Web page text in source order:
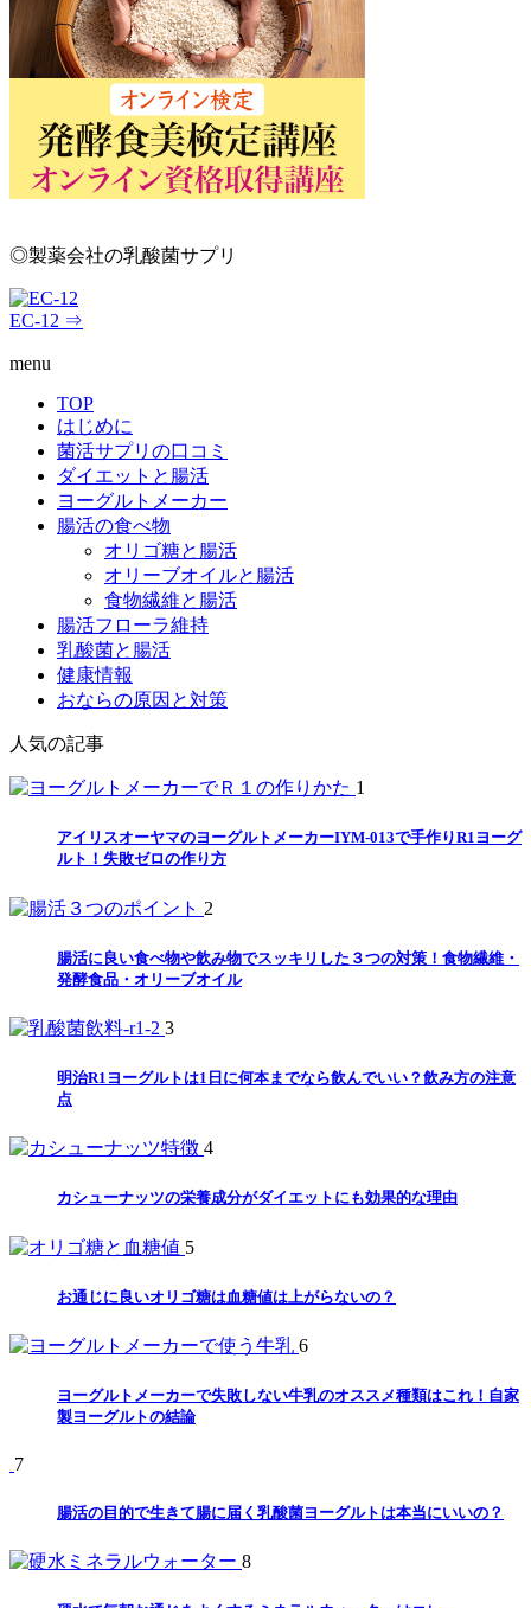
◎製薬会社の乳酸菌サプリ
EC-12 ⇒
menu
TOP
はじめに
菌活サプリの口コミ
ダイエットと腸活
ヨーグルトメーカー
腸活の食べ物
オリゴ糖と腸活
オリーブオイルと腸活
食物繊維と腸活
腸活フローラ維持
乳酸菌と腸活
健康情報
おならの原因と対策
人気の記事
1
アイリスオーヤマのヨーグルトメーカーIYM-013で手作りR1ヨーグ
ルト！失敗ゼロの作り方
2
腸活に良い食べ物や飲み物でスッキリした３つの対策！食物繊維・
発酵食品・オリーブオイル
3
明治R1ヨーグルトは1日に何本までなら飲んでいい？飲み方の注意
点
4
カシューナッツの栄養成分がダイエットにも効果的な理由
5
お通じに良いオリゴ糖は血糖値は上がらないの？
6
ヨーグルトメーカーで失敗しない牛乳のオススメ種類はこれ！自家
製ヨーグルトの結論
7
腸活の目的で生きて腸に届く乳酸菌ヨーグルトは本当にいいの？
8